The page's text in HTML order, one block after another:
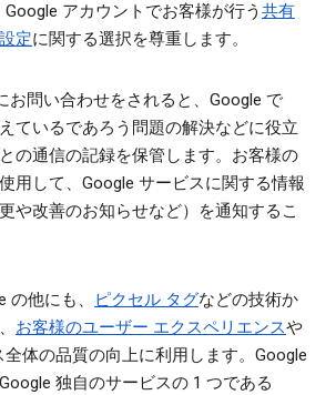
アカウントでお客様が行う 共有
定に関する選択を尊重します。
お問い合わせをされると、Google で
ているであろう問題の解決などに役立
の通信の記録を保管します。お客様の
用して、Google サービスに関する情報
や改善のお知らせなど）を通知するこ
の他にも、 ピクセル タグなどの技術か
お客様のユーザー エクスペリエンスや
体の品質の向上に利用します。Google
独自のサービスの 1 つである